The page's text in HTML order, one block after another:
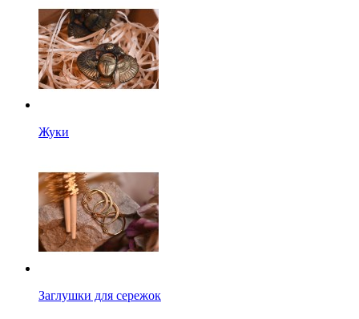
Жуки
Заглушки для сережок